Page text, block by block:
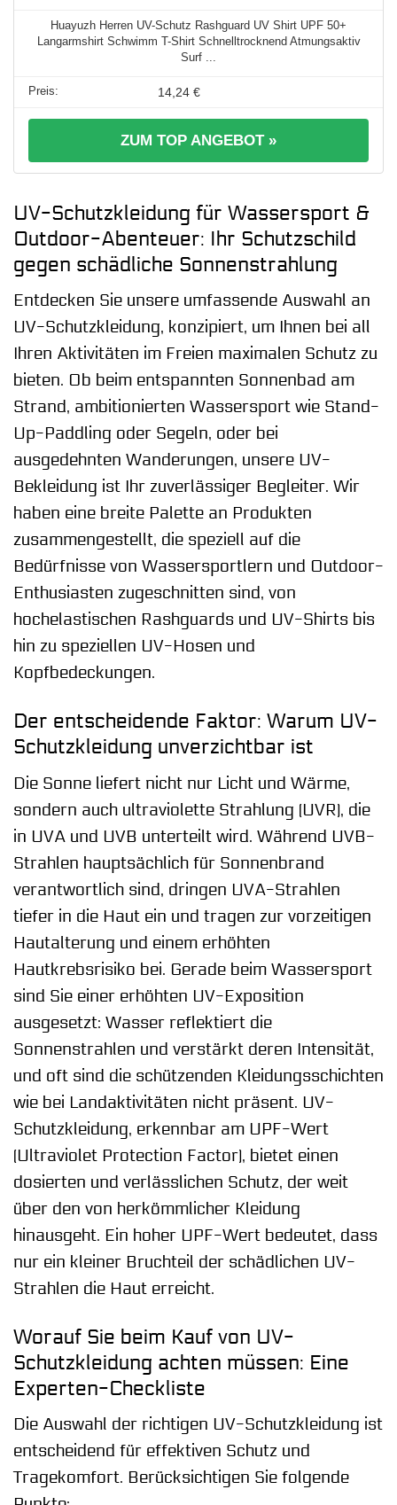
Huayuzh Herren UV-Schutz Rashguard UV Shirt UPF 50+
Langarmshirt Schwimm T-Shirt Schnelltrocknend Atmungsaktiv
Surf ...
14,24 €
ZUM TOP ANGEBOT »
UV-Schutzkleidung für Wassersport &
Outdoor-Abenteuer: Ihr Schutzschild
gegen schädliche Sonnenstrahlung
Entdecken Sie unsere umfassende Auswahl an
UV-Schutzkleidung, konzipiert, um Ihnen bei all
Ihren Aktivitäten im Freien maximalen Schutz zu
bieten. Ob beim entspannten Sonnenbad am
Strand, ambitionierten Wassersport wie Stand-
Up-Paddling oder Segeln, oder bei
ausgedehnten Wanderungen, unsere UV-
Bekleidung ist Ihr zuverlässiger Begleiter. Wir
haben eine breite Palette an Produkten
zusammengestellt, die speziell auf die
Bedürfnisse von Wassersportlern und Outdoor-
Enthusiasten zugeschnitten sind, von
hochelastischen Rashguards und UV-Shirts bis
hin zu speziellen UV-Hosen und
Kopfbedeckungen.
Der entscheidende Faktor: Warum UV-
Schutzkleidung unverzichtbar ist
Die Sonne liefert nicht nur Licht und Wärme,
sondern auch ultraviolette Strahlung (UVR), die
in UVA und UVB unterteilt wird. Während UVB-
Strahlen hauptsächlich für Sonnenbrand
verantwortlich sind, dringen UVA-Strahlen
tiefer in die Haut ein und tragen zur vorzeitigen
Hautalterung und einem erhöhten
Hautkrebsrisiko bei. Gerade beim Wassersport
sind Sie einer erhöhten UV-Exposition
ausgesetzt: Wasser reflektiert die
Sonnenstrahlen und verstärkt deren Intensität,
und oft sind die schützenden Kleidungsschichten
wie bei Landaktivitäten nicht präsent. UV-
Schutzkleidung, erkennbar am UPF-Wert
(Ultraviolet Protection Factor), bietet einen
dosierten und verlässlichen Schutz, der weit
über den von herkömmlicher Kleidung
hinausgeht. Ein hoher UPF-Wert bedeutet, dass
nur ein kleiner Bruchteil der schädlichen UV-
Strahlen die Haut erreicht.
Worauf Sie beim Kauf von UV-
Schutzkleidung achten müssen: Eine
Experten-Checkliste
Die Auswahl der richtigen UV-Schutzkleidung ist
entscheidend für effektiven Schutz und
Tragekomfort. Berücksichtigen Sie folgende